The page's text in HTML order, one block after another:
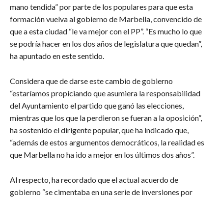
mano tendida” por parte de los populares para que esta
formación vuelva al gobierno de Marbella, convencido de
que a esta ciudad “le va mejor con el PP”. “Es mucho lo que
se podría hacer en los dos años de legislatura que quedan”,
ha apuntado en este sentido.
Considera que de darse este cambio de gobierno
“estaríamos propiciando que asumiera la responsabilidad
del Ayuntamiento el partido que ganó las elecciones,
mientras que los que la perdieron se fueran a la oposición”,
ha sostenido el dirigente popular, que ha indicado que,
“además de estos argumentos democráticos, la realidad es
que Marbella no ha ido a mejor en los últimos dos años”.
Al respecto, ha recordado que el actual acuerdo de
gobierno “se cimentaba en una serie de inversiones por